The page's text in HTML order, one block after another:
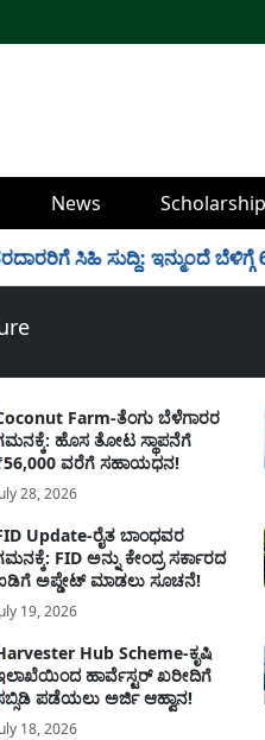
News Scholarship
ಸುದ್ದಿ: ಇನ್ಮುಂದೆ ಬೆಳಿಗ್ಗೆ 6
Farm-ತೆಂಗು ಬೆಳೆಗಾರರ
ಹೊಸ ತೋಟ ಸ್ಥಾಪನೆಗೆ
ವರೆಗೆ ಸಹಾಯಧನ!
28, 2026
Update-ರೈತ ಬಾಂಧವರ
FID ಅನ್ನು ಕೇಂದ್ರ ಸರ್ಕಾರದ
ಅಪ್ಡೇಟ್ ಮಾಡಲು ಸೂಚನೆ!
19, 2026
Hub Scheme-ಕೃಷಿ
ಹಾರ್ವೆಸ್ಟರ್ ಖರೀದಿಗೆ
ಪಡೆಯಲು ಅರ್ಜಿ ಆಹ್ವಾನ!
18, 2026